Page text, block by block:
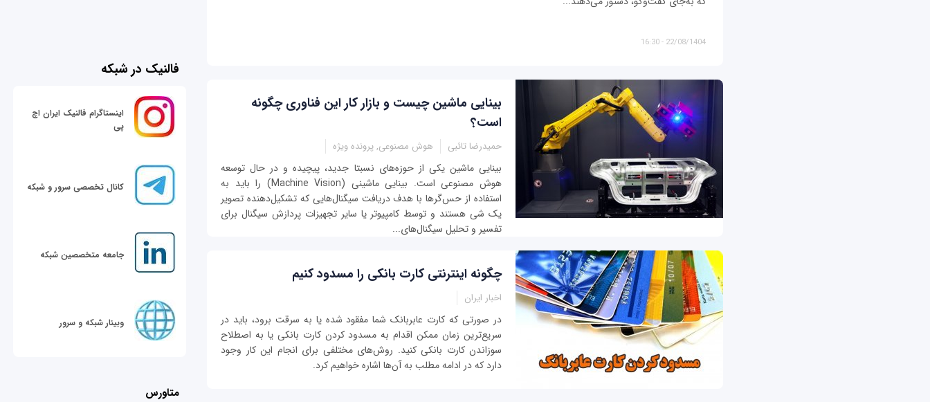
22/08/1404 - 16:30
بینایی ماشین چیست و بازار کار این فناوری چگونه
است؟
حمیدرضا تائبی هوش مصنوعی, پرونده ویژه
بینایی ماشین یکی از حوزه‌های نسبتا جدید، پیچیده و در حال توسعه
هوش مصنوعی است. بینایی ماشینی (Machine Vision) را باید به
استفاده از حس‌گرها با هدف دریافت سیگنال‌هایی که تشکیل‌دهنده تصویر
یک شی هستند و توسط کامپیوتر یا سایر تجهیزات پردازش سیگنال برای
تفسیر و تحلیل سیگنال‌های...
چگونه اینترنتی کارت بانکی را مسدود کنیم
اخبار ایران
در صورتی که کارت عابربانک شما مفقود شده یا به سرقت برود، باید در
سریع‌ترین زمان ممکن اقدام به مسدود کردن کارت بانکی یا به اصطلاح
سوزاندن کارت بانکی کنید. روش‌های مختلفی برای انجام این کار وجود
دارد که در ادامه مطلب به آن‌ها اشاره خواهیم کرد.
فالنیک در شبکه
اینستاگرام فالنیک ایران اچ
پی
کانال تخصصی سرور و شبکه
جامعه متخصصین شبکه
وبینار شبکه و سرور
متاورس